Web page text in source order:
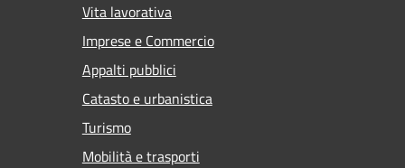
Vita lavorativa
Imprese e Commercio
Appalti pubblici
Catasto e urbanistica
Turismo
Mobilità e trasporti